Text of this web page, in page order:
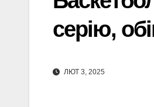
серію,
ЛЮТ 3, 2025